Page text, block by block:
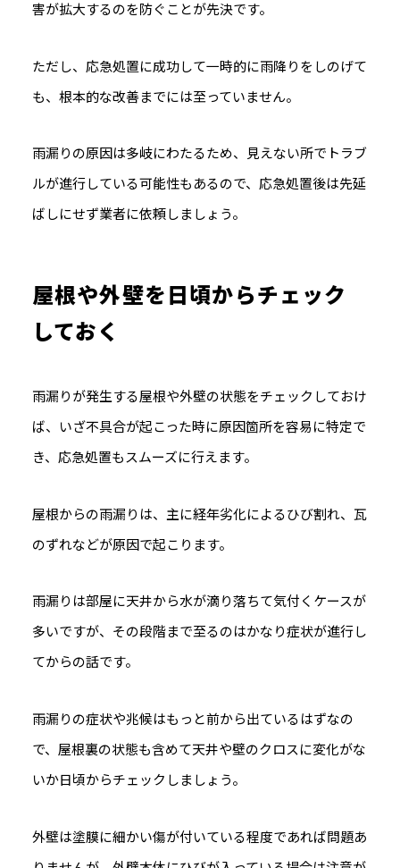
害が拡大するのを防ぐことが先決です。
ただし、応急処置に成功して一時的に雨降りをしのげて
も、根本的な改善までには至っていません。
雨漏りの原因は多岐にわたるため、見えない所でトラブ
ルが進行している可能性もあるので、応急処置後は先延
ばしにせず業者に依頼しましょう。
屋根や外壁を日頃からチェック
しておく
雨漏りが発生する屋根や外壁の状態をチェックしておけ
ば、いざ不具合が起こった時に原因箇所を容易に特定で
き、応急処置もスムーズに行えます。
屋根からの雨漏りは、主に経年劣化によるひび割れ、瓦
のずれなどが原因で起こります。
雨漏りは部屋に天井から水が滴り落ちて気付くケースが
多いですが、その段階まで至るのはかなり症状が進行し
てからの話です。
雨漏りの症状や兆候はもっと前から出ているはずなの
で、屋根裏の状態も含めて天井や壁のクロスに変化がな
いか日頃からチェックしましょう。
外壁は塗膜に細かい傷が付いている程度であれば問題あ